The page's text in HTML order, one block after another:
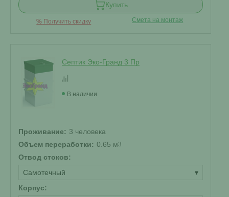
Купить
% Получить скидку Смета на монтаж
Септик Эко-Гранд 3 Пр
В наличии
Проживание: 3 человека
Объем переработки: 0.65 м3
Отвод стоков:
Самотечный
▾
Корпус: